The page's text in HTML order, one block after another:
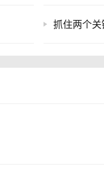
抓住两个